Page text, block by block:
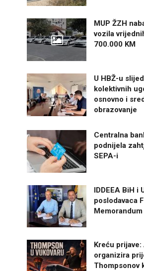
MUP ŽZH
vozila
700.000 KM
U HBŽ-u
kolektivnih
osnovno i
obrazovanje
Centralna
podnijela
SEPA-i
IDDEEA BiH i
poslodavaca
Kreću
organizira
Thompsonov